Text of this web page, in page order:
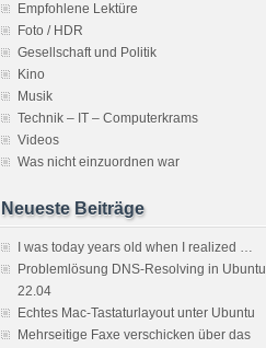
Empfohlene Lektüre
Foto / HDR
Gesellschaft und Politik
Kino
Musik
Technik – IT – Computerkrams
Videos
Was nicht einzuordnen war
Neueste Beiträge
I was today years old when I realized …
Problemlösung DNS-Resolving in Ubuntu
22.04
Echtes Mac-Tastaturlayout unter Ubuntu
Mehrseitige Faxe verschicken über das